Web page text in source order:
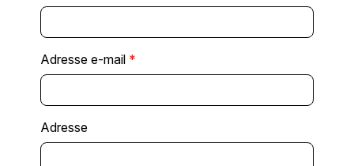
Adresse e-mail *
Adresse